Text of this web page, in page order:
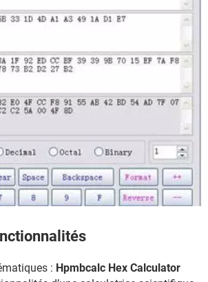
: Hpmbcalc Hex Calculator